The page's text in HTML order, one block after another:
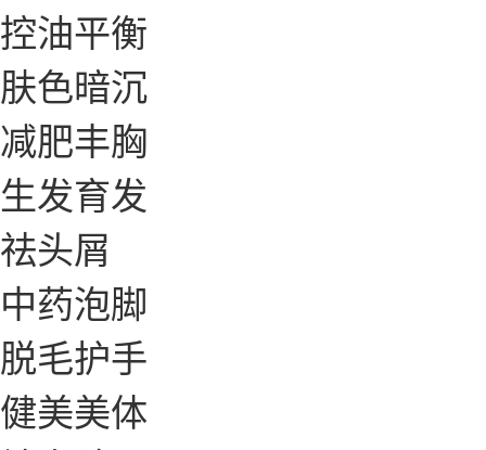
控油平衡
肤色暗沉
减肥丰胸
生发育发
祛头屑
中药泡脚
脱毛护手
健美美体